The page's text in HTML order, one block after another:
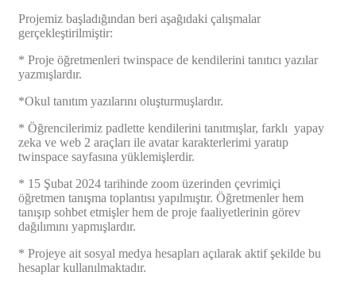
Projemiz başladığından beri aşağıdaki çalışmalar
gerçekleştirilmiştir:
* Proje öğretmenleri twinspace de kendilerini tanıtıcı yazılar
yazmışlardır.
*Okul tanıtım yazılarını oluşturmuşlardır.
* Öğrencilerimiz padlette kendilerini tanıtmışlar, farklı yapay
zeka ve web 2 araçları ile avatar karakterlerimi yaratıp
twinspace sayfasına yüklemişlerdir.
* 15 Şubat 2024 tarihinde zoom üzerinden çevrimiçi
öğretmen tanışma toplantısı yapılmıştır. Öğretmenler hem
tanışıp sohbet etmişler hem de proje faaliyetlerinin görev
dağılımını yapmışlardır.
* Projeye ait sosyal medya hesapları açılarak aktif şekilde bu
hesaplar kullanılmaktadır.